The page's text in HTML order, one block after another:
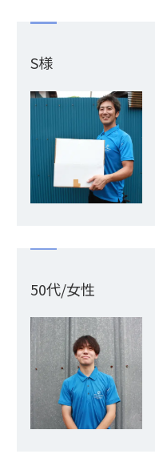
S様
50代/女性